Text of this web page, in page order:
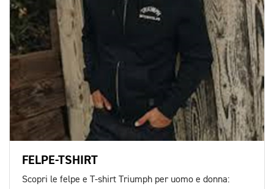
FELPE-TSHIRT
Scopri le felpe e T-shirt Triumph per uomo e donna: